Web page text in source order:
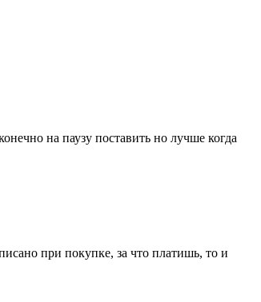
на паузу поставить но лучше когда
при покупке, за что платишь, то и